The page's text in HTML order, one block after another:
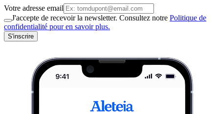
Votre adresse email
J'accepte de recevoir la newsletter. Consultez notre Politique de
confidentialité pour en savoir plus.
S'inscrire